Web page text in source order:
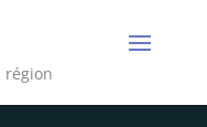
région